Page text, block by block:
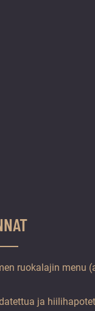
ruokalajin menu
ja